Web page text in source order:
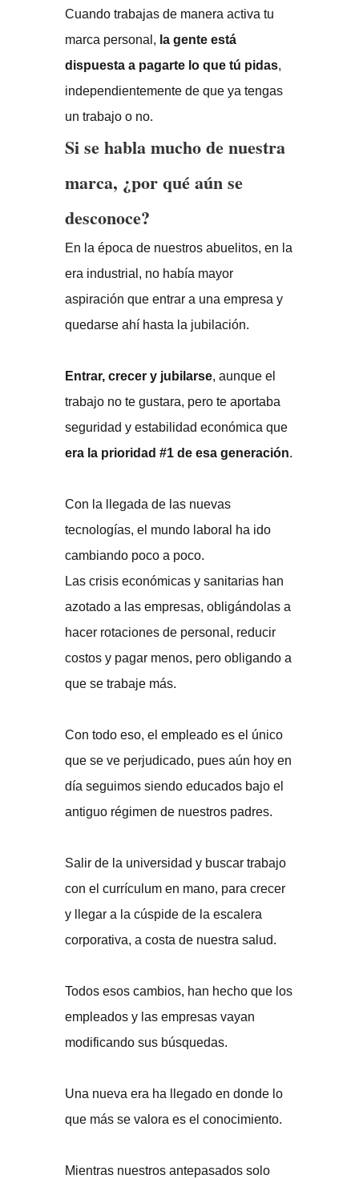
Cuando trabajas de manera activa tu
marca personal, la gente está
dispuesta a pagarte lo que tú pidas,
independientemente de que ya tengas
un trabajo o no.
Si se habla mucho de nuestra
marca, ¿por qué aún se
desconoce?
En la época de nuestros abuelitos, en la
era industrial, no había mayor
aspiración que entrar a una empresa y
quedarse ahí hasta la jubilación.
Entrar, crecer y jubilarse, aunque el
trabajo no te gustara, pero te aportaba
seguridad y estabilidad económica que
era la prioridad #1 de esa generación.
Con la llegada de las nuevas
tecnologías, el mundo laboral ha ido
cambiando poco a poco.
Las crisis económicas y sanitarias han
azotado a las empresas, obligándolas a
hacer rotaciones de personal, reducir
costos y pagar menos, pero obligando a
que se trabaje más.
Con todo eso, el empleado es el único
que se ve perjudicado, pues aún hoy en
día seguimos siendo educados bajo el
antiguo régimen de nuestros padres.
Salir de la universidad y buscar trabajo
con el currículum en mano, para crecer
y llegar a la cúspide de la escalera
corporativa, a costa de nuestra salud.
Todos esos cambios, han hecho que los
empleados y las empresas vayan
modificando sus búsquedas.
Una nueva era ha llegado en donde lo
que más se valora es el conocimiento.
Mientras nuestros antepasados solo